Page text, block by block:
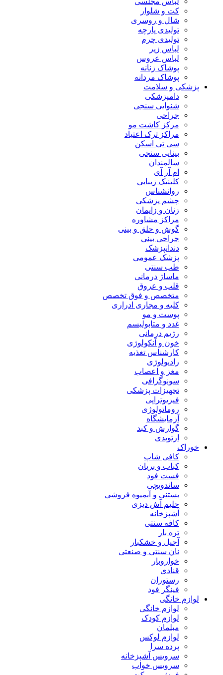
کت و شلوار
شال و روسری
تولیدی پارچه
تولیدی چرم
لباس زیر
لباس عروس
پوشاک زنانه
پوشاک مردانه
پزشکی و سلامت
دامپزشکی
شنوایی سنجی
جراحی
مرکز کاشت مو
مراکز ترک اعتیاد
سی تی اسکن
بینایی سنجی
سالمندان
ام آر آی
کلینیک زیبایی
روانشناس
چشم پزشکی
زنان و زایمان
مراکز مشاوره
گوش و حلق و بینی
جراحی بینی
دندانپزشک
پزشک عمومی
طب سنتی
ماساژ درمانی
قلب و عروق
متخصص و فوق تخصص
کلیه و مجاری ادراری
پوست و مو
غدد و متابولیسم
رژیم درمانی
خون و آنکولوژی
کارشناس تغذیه
رادیولوژی
مغز و اعصاب
سونوگرافی
تجهیزات پزشکی
فیزیوتراپی
روماتولوژی
آزمایشگاه
گوارش و کبد
ارتوپدی
خوراک
کافی شاپ
کباب و بریان
فست فود
ساندویچی
بستنی و آبمیوه فروشی
حلیم آش دیزی
آشپزخانه
کافه سنتی
تره بار
آجیل و خشکبار
نان سنتی و صنعتی
خواروبار
قنادی
رستوران
فینگر فود
لوازم خانگی
لوازم خانگی
لوازم کودک
مبلمان
لوازم لوکس
پرده سرا
سرویس آشپزخانه
سرویس خواب